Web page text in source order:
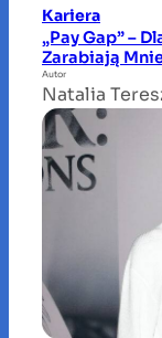
Kariera
„Pay Gap” –
Zarabiają
Autor
Natalia